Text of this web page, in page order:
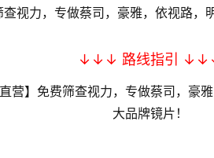
↓↓↓ 路线指引